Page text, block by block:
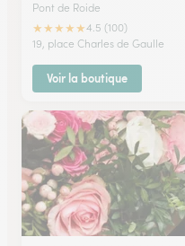
Pont de Roide
★★★★★4.5 (100)
19, place Charles de Gaulle
Voir la boutique